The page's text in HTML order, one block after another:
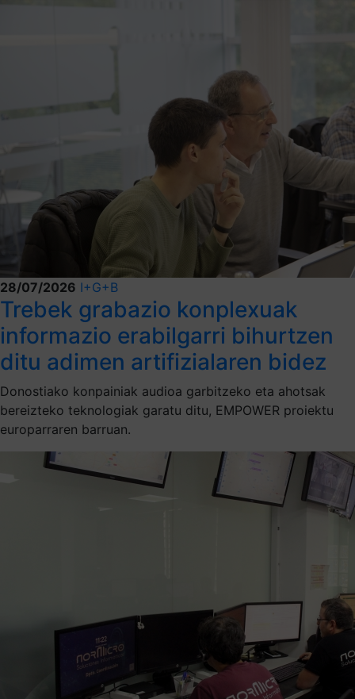
28/07/2026 I+G+B
Trebek grabazio konplexuak
informazio erabilgarri bihurtzen
ditu adimen artifizialaren bidez
Donostiako konpainiak audioa garbitzeko eta ahotsak
bereizteko teknologiak garatu ditu, EMPOWER proiektu
europarraren barruan.